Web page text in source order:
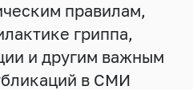
правилам,
гриппа,
и другим важным
в СМИ